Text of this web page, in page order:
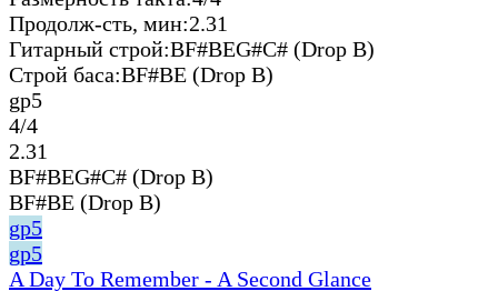
Продолж-сть, мин:2.31
Гитарный строй:BF#BEG#C# (Drop B)
Строй баса:BF#BE (Drop B)
gp5
4/4
2.31
BF#BEG#C# (Drop B)
BF#BE (Drop B)
gp5
gp5
A Day To Remember - A Second Glance